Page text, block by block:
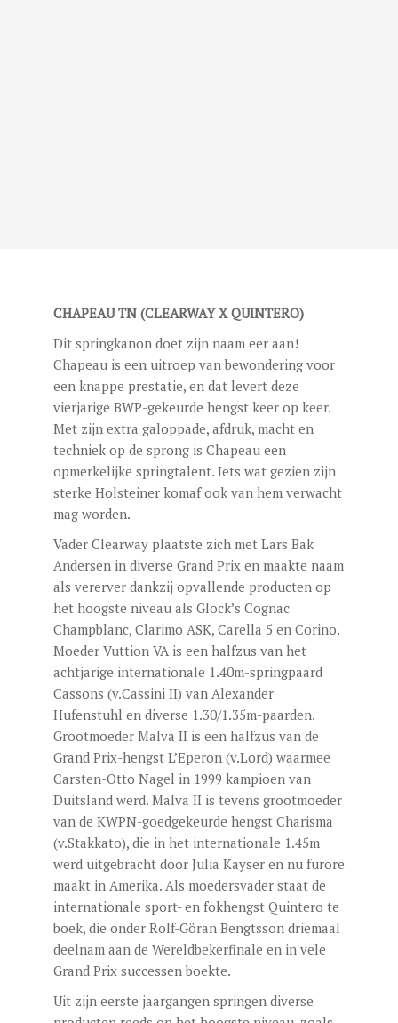
CHAPEAU TN (CLEARWAY X QUINTERO)
Dit springkanon doet zijn naam eer aan!
Chapeau is een uitroep van bewondering voor
een knappe prestatie, en dat levert deze
vierjarige BWP-gekeurde hengst keer op keer.
Met zijn extra galoppade, afdruk, macht en
techniek op de sprong is Chapeau een
opmerkelijke springtalent. Iets wat gezien zijn
sterke Holsteiner komaf ook van hem verwacht
mag worden.
Vader Clearway plaatste zich met Lars Bak
Andersen in diverse Grand Prix en maakte naam
als vererver dankzij opvallende producten op
het hoogste niveau als Glock’s Cognac
Champblanc, Clarimo ASK, Carella 5 en Corino.
Moeder Vuttion VA is een halfzus van het
achtjarige internationale 1.40m-springpaard
Cassons (v.Cassini II) van Alexander
Hufenstuhl en diverse 1.30/1.35m-paarden.
Grootmoeder Malva II is een halfzus van de
Grand Prix-hengst L’Eperon (v.Lord) waarmee
Carsten-Otto Nagel in 1999 kampioen van
Duitsland werd. Malva II is tevens grootmoeder
van de KWPN-goedgekeurde hengst Charisma
(v.Stakkato), die in het internationale 1.45m
werd uitgebracht door Julia Kayser en nu furore
maakt in Amerika. Als moedersvader staat de
internationale sport- en fokhengst Quintero te
boek, die onder Rolf-Göran Bengtsson driemaal
deelnam aan de Wereldbekerfinale en in vele
Grand Prix successen boekte.
Uit zijn eerste jaargangen springen diverse